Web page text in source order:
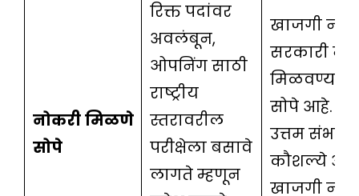
नोकरी मिळणे
सोपे
रिक्त पदांवर
अवलंबून,
ओपनिंग साठी
राष्ट्रीय
स्तरावरील
परीक्षेला बसावे
लागते म्हणून
खाजगी
सरकारी
सोपे आहे.
उत्तम
कौशल्ये
खाजगी